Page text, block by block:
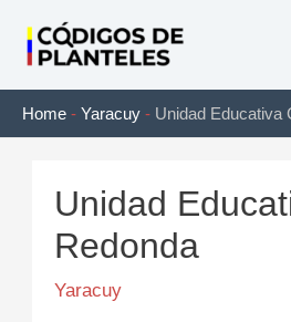
contenido
Home - Yaracuy - Unidad Educativa
Unidad
Redonda
Yaracuy